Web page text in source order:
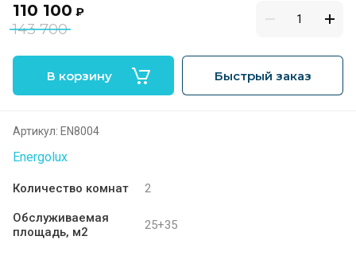
110 100 ₽
143 700
В корзину Быстрый заказ
Артикул: EN8004
Energolux
Количество комнат 2
Обслуживаемая
площадь, м2
25+35